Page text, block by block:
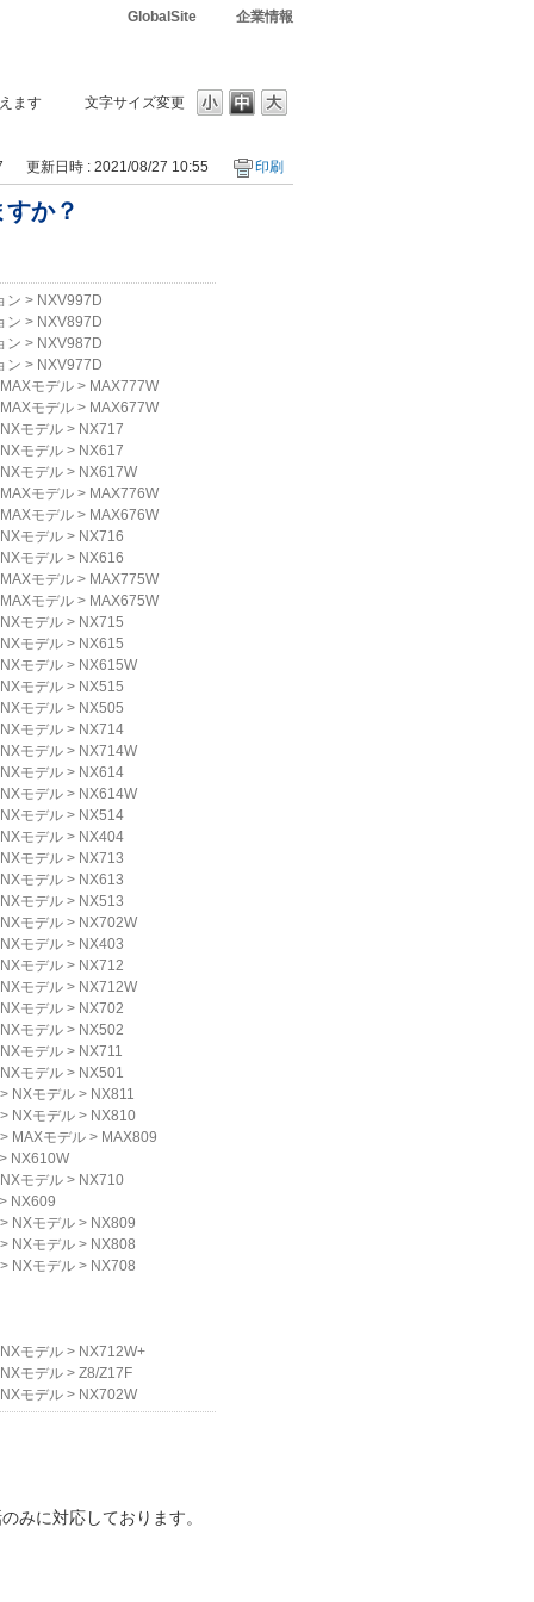
GlobalSite 企業情報
文字サイズ変更
ます
更新日時 : 2021/08/27 10:55 印刷
か？
ン > NXV997D
ン > NXV897D
ン > NXV987D
ン > NXV977D
MAXモデル > MAX777W
MAXモデル > MAX677W
NXモデル > NX717
NXモデル > NX617
NXモデル > NX617W
MAXモデル > MAX776W
MAXモデル > MAX676W
NXモデル > NX716
NXモデル > NX616
MAXモデル > MAX775W
MAXモデル > MAX675W
NXモデル > NX715
NXモデル > NX615
NXモデル > NX615W
NXモデル > NX515
NXモデル > NX505
NXモデル > NX714
NXモデル > NX714W
NXモデル > NX614
NXモデル > NX614W
NXモデル > NX514
NXモデル > NX404
NXモデル > NX713
NXモデル > NX613
NXモデル > NX513
NXモデル > NX702W
NXモデル > NX403
NXモデル > NX712
NXモデル > NX712W
NXモデル > NX702
NXモデル > NX502
NXモデル > NX711
NXモデル > NX501
NXモデル > NX811
NXモデル > NX810
MAXモデル > MAX809
NX610W
NXモデル > NX710
NX609
NXモデル > NX809
NXモデル > NX808
NXモデル > NX708
NXモデル > NX712W+
NXモデル > Z8/Z17F
NXモデル > NX702W
みに対応しております。